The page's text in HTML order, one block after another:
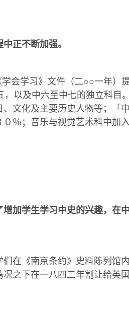
正不断加强。
会学习》文件（二○○一年）
以及中六至中七的独立科目
文化及主要历史人物等；「
％；音乐与视觉艺术科中加
增加学生学习中史的兴趣，在
在《南京条约》史料陈列馆
之下在一八四二年割让给英